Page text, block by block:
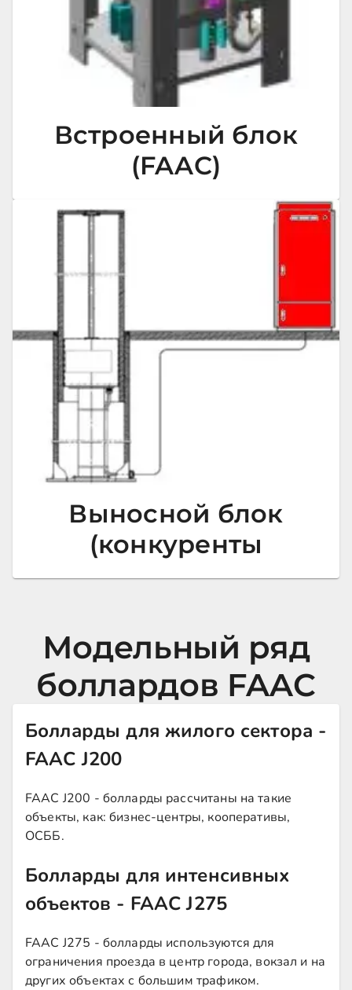
Встроенный блок
(FAAC)
Выносной блок
(конкуренты
Модельный ряд
боллардов FAAC
Болларды для жилого сектора -
FAAC J200
FAAC J200 - болларды рассчитаны на такие
объекты, как: бизнес-центры, кооперативы,
ОСББ.
Болларды для интенсивных
объектов - FAAC J275
FAAC J275 - болларды используются для
ограничения проезда в центр города, вокзал и на
других объектах с большим трафиком.